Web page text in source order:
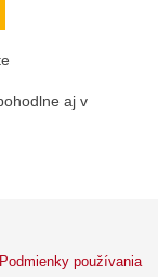
aj v
Podmienky používania